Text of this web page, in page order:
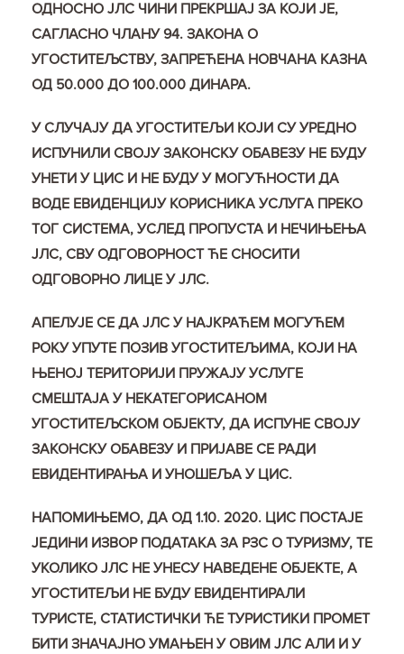
ОДНОСНО ЈЛС ЧИНИ ПРЕКРШАЈ ЗА КОЈИ ЈЕ,
САГЛАСНО ЧЛАНУ 94. ЗАКОНА О
УГОСТИТЕЉСТВУ, ЗАПРЕЋЕНА НОВЧАНА КАЗНА
ОД 50.000 ДО 100.000 ДИНАРА.
У СЛУЧАЈУ ДА УГОСТИТЕЉИ КОЈИ СУ УРЕДНО
ИСПУНИЛИ СВОЈУ ЗАКОНСКУ ОБАВЕЗУ НЕ БУДУ
УНЕТИ У ЦИС И НЕ БУДУ У МОГУЋНОСТИ ДА
ВОДЕ ЕВИДЕНЦИЈУ КОРИСНИКА УСЛУГА ПРЕКО
ТОГ СИСТЕМА, УСЛЕД ПРОПУСТА И НЕЧИЊЕЊА
ЈЛС, СВУ ОДГОВОРНОСТ ЋЕ СНОСИТИ
ОДГОВОРНО ЛИЦЕ У ЈЛС.
АПЕЛУЈЕ СЕ ДА ЈЛС У НАЈКРАЋЕМ МОГУЋЕМ
РОКУ УПУТЕ ПОЗИВ УГОСТИТЕЉИМА, КОЈИ НА
ЊЕНОЈ ТЕРИТОРИЈИ ПРУЖАЈУ УСЛУГЕ
СМЕШТАЈА У НЕКАТЕГОРИСАНОМ
УГОСТИТЕЉСКОМ ОБЈЕКТУ, ДА ИСПУНЕ СВОЈУ
ЗАКОНСКУ ОБАВЕЗУ И ПРИЈАВЕ СЕ РАДИ
ЕВИДЕНТИРАЊА И УНОШЕЉА У ЦИС.
НАПОМИЊЕМО, ДА ОД 1.10. 2020. ЦИС ПОСТАЈЕ
ЈЕДИНИ ИЗВОР ПОДАТАКА ЗА РЗС О ТУРИЗМУ, ТЕ
УКОЛИКО ЈЛС НЕ УНЕСУ НАВЕДЕНЕ ОБЈЕКТЕ, А
УГОСТИТЕЉИ НЕ БУДУ ЕВИДЕНТИРАЛИ
ТУРИСТЕ, СТАТИСТИЧКИ ЋЕ ТУРИСТИКИ ПРОМЕТ
БИТИ ЗНАЧАЈНО УМАЊЕН У ОВИМ ЈЛС АЛИ И У